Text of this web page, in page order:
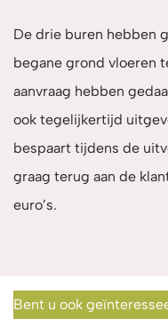
De drie buren hebben
begane grond vloeren
aanvraag hebben
ook tegelijkertijd
bespaart tijdens de
graag terug aan de
euro’s.
Bent u ook